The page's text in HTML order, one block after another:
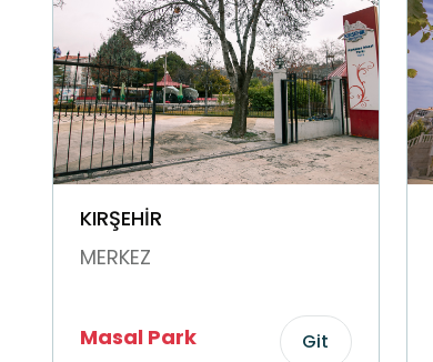
KIRŞEHİR
MERKEZ
Masal Park Git